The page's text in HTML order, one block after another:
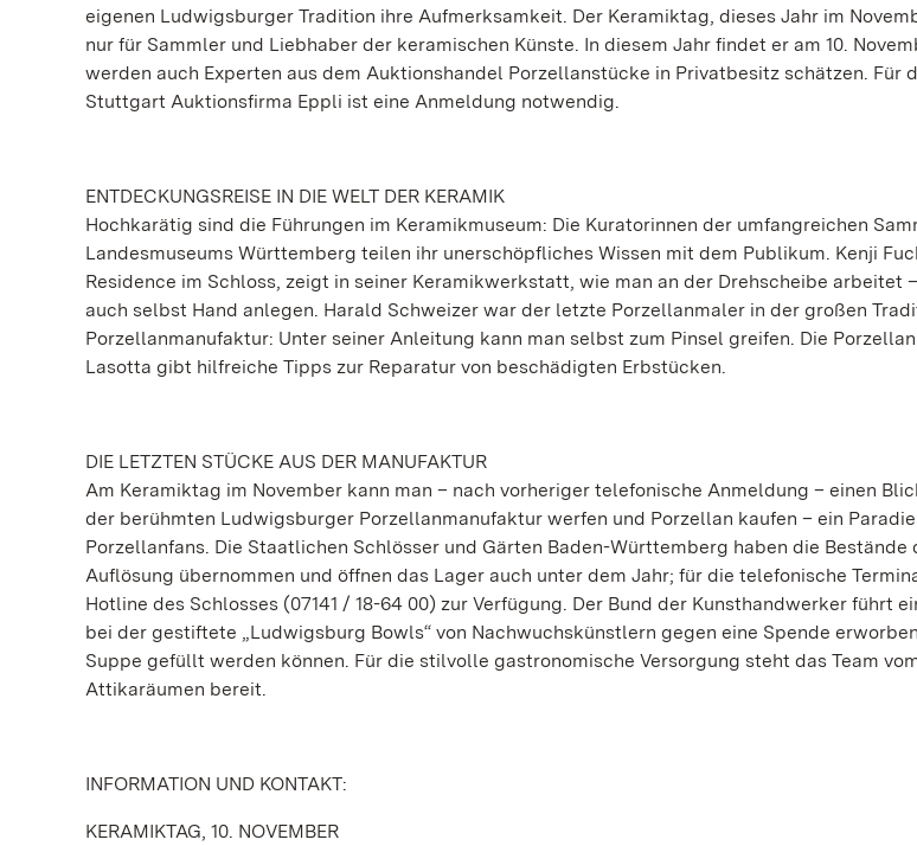
eigenen Ludwigsburger Tradition ihre Aufmerksamkeit. Der Keramiktag, dieses Jahr im
nur für Sammler und Liebhaber der keramischen Künste. In diesem Jahr findet er am 10.
werden auch Experten aus dem Auktionshandel Porzellanstücke in Privatbesitz schätzen. Für
Stuttgart Auktionsfirma Eppli ist eine Anmeldung notwendig.
ENTDECKUNGSREISE IN DIE WELT DER KERAMIK
Hochkarätig sind die Führungen im Keramikmuseum: Die Kuratorinnen der umfangreichen
Landesmuseums Württemberg teilen ihr unerschöpfliches Wissen mit dem Publikum. Kenji
Residence im Schloss, zeigt in seiner Keramikwerkstatt, wie man an der Drehscheibe arbeitet
auch selbst Hand anlegen. Harald Schweizer war der letzte Porzellanmaler in der großen
Porzellanmanufaktur: Unter seiner Anleitung kann man selbst zum Pinsel greifen. Die
Lasotta gibt hilfreiche Tipps zur Reparatur von beschädigten Erbstücken.
DIE LETZTEN STÜCKE AUS DER MANUFAKTUR
Am Keramiktag im November kann man – nach vorheriger telefonische Anmeldung – einen
der berühmten Ludwigsburger Porzellanmanufaktur werfen und Porzellan kaufen – ein
Porzellanfans. Die Staatlichen Schlösser und Gärten Baden-Württemberg haben die
Auflösung übernommen und öffnen das Lager auch unter dem Jahr; für die telefonische
Hotline des Schlosses (07141 / 18-64 00) zur Verfügung. Der Bund der Kunsthandwerker führt
bei der gestiftete „Ludwigsburg Bowls“ von Nachwuchskünstlern gegen eine Spende
Suppe gefüllt werden können. Für die stilvolle gastronomische Versorgung steht das Team
Attikaräumen bereit.
INFORMATION UND KONTAKT:
KERAMIKTAG, 10. NOVEMBER